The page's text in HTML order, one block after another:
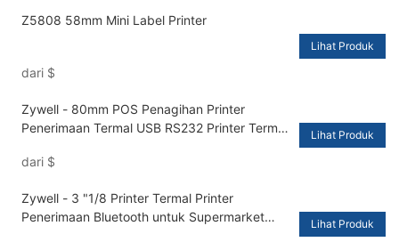
Z5808 58mm Mini Label Printer
dari $
Lihat Produk
Zywell - 80mm POS Penagihan Printer
Penerimaan Termal USB RS232 Printer Termal
USB+RS232+LAN
dari $
Lihat Produk
Zywell - 3 "1/8 Printer Termal Printer
Penerimaan Bluetooth untuk Supermarket
Lihat Produk